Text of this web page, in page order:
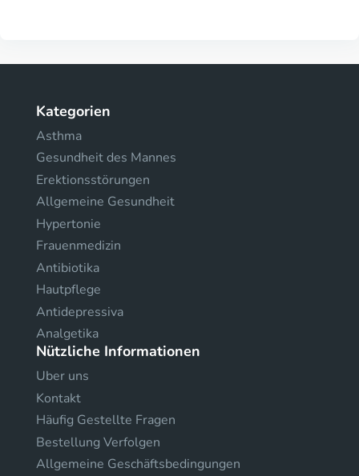
Kategorien
Asthma
Gesundheit des Mannes
Erektionsstörungen
Allgemeine Gesundheit
Hypertonie
Frauenmedizin
Antibiotika
Hautpflege
Antidepressiva
Analgetika
Nützliche Informationen
Uber uns
Kontakt
Häufig Gestellte Fragen
Bestellung Verfolgen
Allgemeine Geschäftsbedingungen